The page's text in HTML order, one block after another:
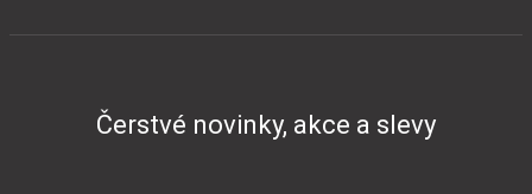
Čerstvé novinky, akce a slevy